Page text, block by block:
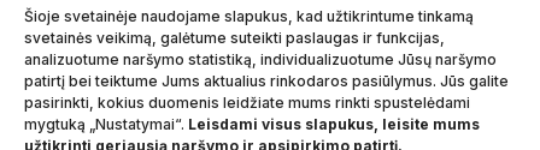
Šioje svetainėje naudojame slapukus, kad užtikrintume tinkamą
svetainės veikimą, galėtume suteikti paslaugas ir funkcijas,
analizuotume naršymo statistiką, individualizuotume Jūsų naršymo
patirtį bei teiktume Jums aktualius rinkodaros pasiūlymus. Jūs galite
pasirinkti, kokius duomenis leidžiate mums rinkti spustelėdami
mygtuką „Nustatymai“. Leisdami visus slapukus, leisite mums
užtikrinti geriausią naršymo ir apsipirkimo patirtį.
Prekių pristatymas
Prekių grąžinimas
Sąlygos ir taisyklės
Privatumo politika